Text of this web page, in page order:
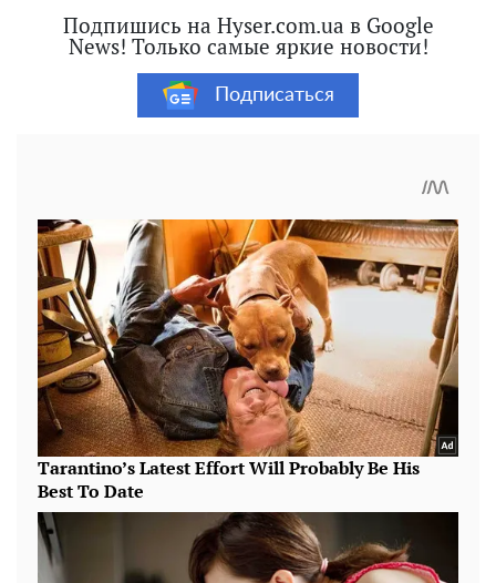
Подпишись на Hyser.com.ua в Google
News! Только самые яркие новости!
Подписаться